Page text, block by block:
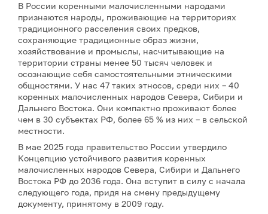
В России коренными малочисленными народами
признаются народы, проживающие на территориях
традиционного расселения своих предков,
сохраняющие традиционные образ жизни,
хозяйствование и промыслы, насчитывающие на
территории страны менее 50 тысяч человек и
осознающие себя самостоятельными этническими
общностями. У нас 47 таких этносов, среди них – 40
коренных малочисленных народов Севера, Сибири и
Дальнего Востока. Они компактно проживают более
чем в 30 субъектах РФ, более 65 % из них – в сельской
местности.
В мае 2025 года правительство России утвердило
Концепцию устойчивого развития коренных
малочисленных народов Севера, Сибири и Дальнего
Востока РФ до 2036 года. Она вступит в силу с начала
следующего года, придя на смену предыдущему
документу, принятому в 2009 году.